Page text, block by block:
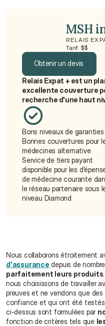
MSH
RELAIS
Tarif: $$
Obtenir un devis
Obtenir un devis
Relais Expat + est un
excellente couverture
recherche d'une haut
Bons niveaux de garanties
Bonnes couvertures pour
médecines alternative
Service de tiers payant
disponible pour les
de médecine courante
le réseau partenaire sous
niveau Diamond
Nous collaborons étroitement
d'assurance depuis de
parfaitement leurs produits
nous choisissons de travailler
preuves et ne vendons que
confiance et qui ont été testés
ci-dessus sont formulées par
fonction de critères tels que